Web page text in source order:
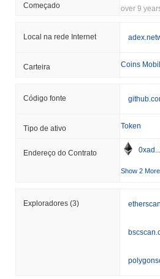
comparação com o
momentum do mercado mais amplo.
Começado
over 9
Local na rede Internet
Carteira Coins
Código fonte
Tipo de ativo Token
Endereço do Contrato
Show 2
Exploradores (3)